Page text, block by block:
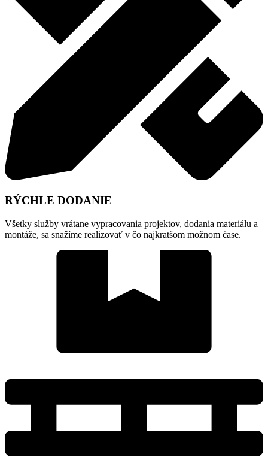
RÝCHLE DODANIE
Všetky služby vrátane vypracovania projektov, dodania materiálu a
montáže, sa snažíme realizovať v čo najkratšom možnom čase.